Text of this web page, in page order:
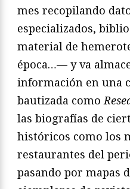
mes recopilando
especializados,
material de
época…— y va
información en una
bautizada como
las biografías de
históricos como los
restaurantes del
pasando por mapas